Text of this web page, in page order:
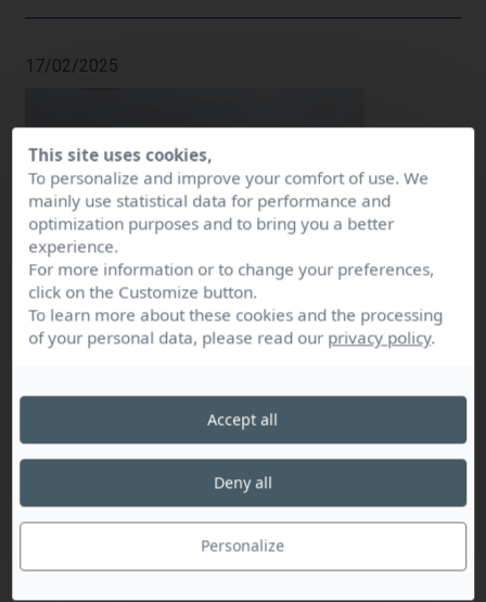
17/02/2025
Dont HN* : 2880 € (7.2%)
VENTE - TERRAIN
Berlencourt-le-Cauroy - Pas-de-Calais (62)
This site uses cookies,
To personalize and improve your comfort of use. We
mainly use statistical data for performance and
optimization purposes and to bring you a better
experience.
For more information or to change your preferences,
click on the Customize button.
To learn more about these cookies and the processing
of your personal data, please read our privacy policy.
Personalize
Deny all
Accept all